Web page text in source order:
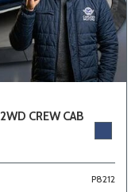
CREW CAB
P8212